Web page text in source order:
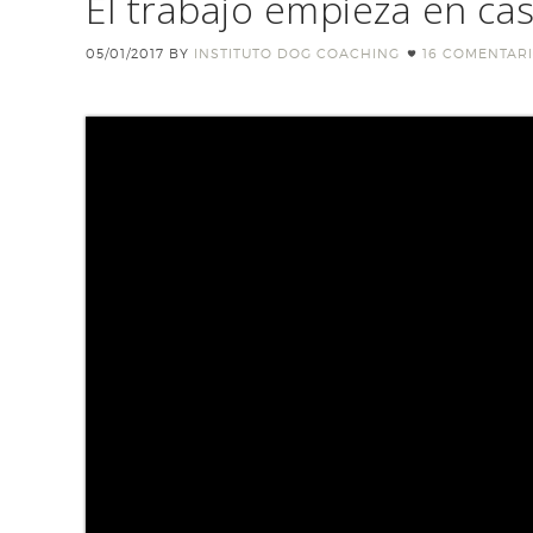
05/01/2017 BY INSTITUTO DOG COACHING 16